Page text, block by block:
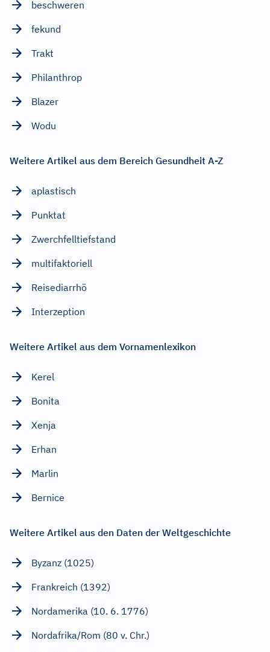
beschweren
fekund
Trakt
Philanthrop
Blazer
Wodu
Weitere Artikel aus dem Bereich Gesundheit A-Z
aplastisch
Punktat
Zwerchfelltiefstand
multifaktoriell
Reisediarrhö
Interzeption
Weitere Artikel aus dem Vornamenlexikon
Kerel
Bonita
Xenja
Erhan
Marlin
Bernice
Weitere Artikel aus den Daten der Weltgeschichte
Byzanz (1025)
Frankreich (1392)
Nordamerika (10. 6. 1776)
Nordafrika/Rom (80 v. Chr.)